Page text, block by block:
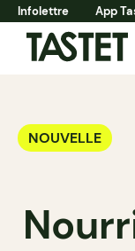
Infolettre App
NOUVELLE